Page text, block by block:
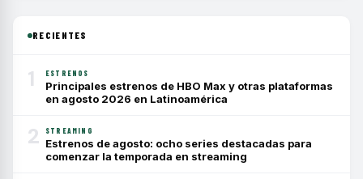
RECIENTES
1 ESTRENOS
Principales estrenos de HBO Max y otras plataformas
en agosto 2026 en Latinoamérica
2 STREAMING
Estrenos de agosto: ocho series destacadas para
comenzar la temporada en streaming